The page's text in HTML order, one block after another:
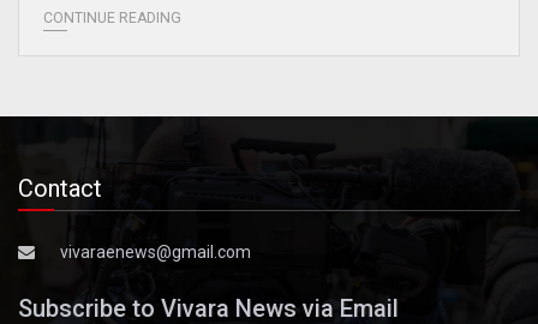
CONTINUE READING
Contact
vivaraenews@gmail.com
Subscribe to Vivara News via Email